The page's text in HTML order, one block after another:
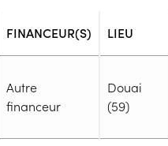
FINANCEUR(S) LIEU
Autre
financeur
Douai
(59)